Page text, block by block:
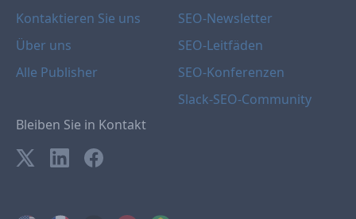
Kontaktieren Sie uns
Über uns
Alle Publisher
SEO-Newsletter
SEO-Leitfäden
SEO-Konferenzen
Slack-SEO-Community
Bleiben Sie in Kontakt